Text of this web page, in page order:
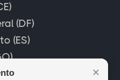
(DF)
(ES)
✕